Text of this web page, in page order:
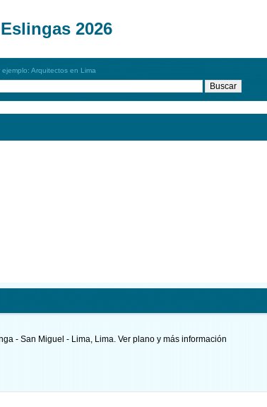
2026
ejemplo: Arquitectos en Lima
- San Miguel - Lima, Lima. Ver plano y más información